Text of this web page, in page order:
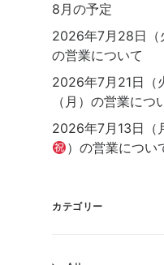
8月の予定
2026年7月28日（
の営業について
2026年7月21日（
（月）の営業につ
2026年7月13日（
）の営業につい
カテゴリー